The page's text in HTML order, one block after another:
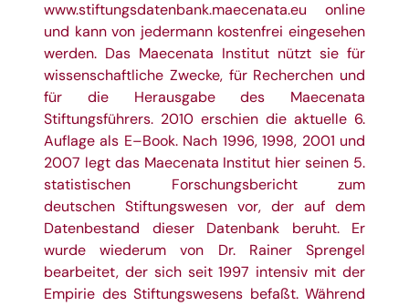
www.stiftungsdatenbank.maecenata.eu online
und kann von jedermann kostenfrei eingesehen
werden. Das Maecenata Institut nützt sie für
wissenschaftliche Zwecke, für Recherchen und
für die Herausgabe des Maecenata
Stiftungsführers. 2010 erschien die aktuelle 6.
Auflage als E–Book. Nach 1996, 1998, 2001 und
2007 legt das Maecenata Institut hier seinen 5.
statistischen Forschungsbericht zum
deutschen Stiftungswesen vor, der auf dem
Datenbestand dieser Datenbank beruht. Er
wurde wiederum von Dr. Rainer Sprengel
bearbeitet, der sich seit1997 intensiv mit der
Empirie des Stiftungswesens befaßt. Während